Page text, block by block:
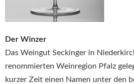
Der Winzer
Das Weingut Seckinger in
renommierten Weinregion Pfalz
kurzer Zeit einen Namen unter den